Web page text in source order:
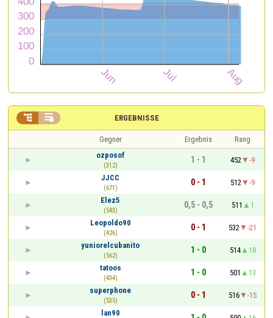
ERGEBNISSE
 
Gegner Ergebnis
Rang
ozposof
(312)
1 - 1 452
-9
JJCC
(671)
0 - 1 512
-9
Elez5
(543)
0,5 - 0,5 511
1
Leopoldo90
(426)
0 - 1 532
-21
yuniorelcubanito
(562)
1 - 0 514
18
tatoos
(434)
1 - 0 501
13
superphone
(535)
0 - 1 516
-15
lan90